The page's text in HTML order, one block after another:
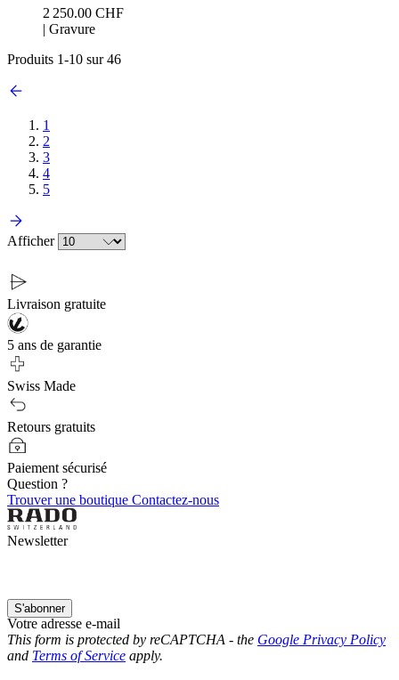
2 250.00 CHF
| Gravure
Produits 1-10 sur46
1
2
3
4
5
Afficher
Livraison gratuite
5 ans de garantie
Swiss Made
Retours gratuits
Paiement sécurisé
Question ?
Trouver une boutique Contactez-nous
Newsletter
Votre adresse e-mail
S'abonner
This form is protected by reCAPTCHA - the Google Privacy Policy
and Terms of Service apply.